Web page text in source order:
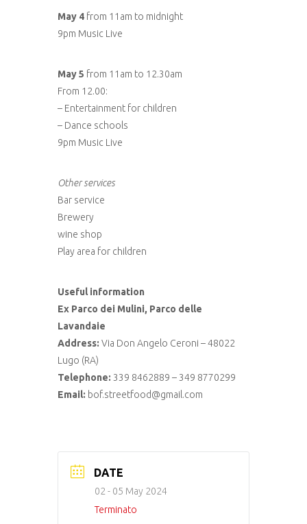
May 4 from 11am to midnight
9pm Music Live
May 5 from 11am to 12.30am
From 12.00:
– Entertainment for children
– Dance schools
9pm Music Live
Other services
Bar service
Brewery
wine shop
Play area for children
Useful information
Ex Parco dei Mulini, Parco delle
Lavandaie
Address: Via Don Angelo Ceroni – 48022
Lugo (RA)
Telephone: 339 8462889 – 349 8770299
Email: bof.streetfood@gmail.com
DATE
02 - 05 May 2024
Terminato